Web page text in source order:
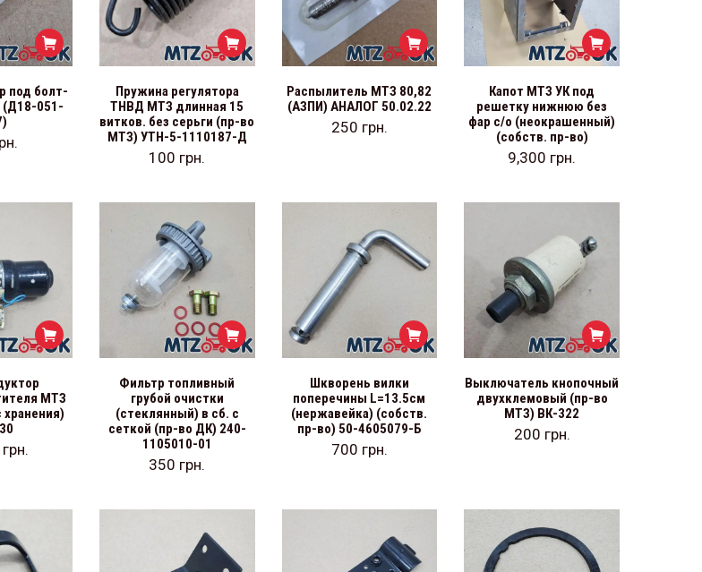
под болт-
051-
Пружина регулятора
ТНВД МТЗ длинная 15
витков. без серьги (пр-во
МТЗ) УТН-5-1110187-Д
100 грн.
Распылитель МТЗ 80,82
(АЗПИ) АНАЛОГ 50.02.22
250 грн.
Капот МТЗ УК под
решетку нижнюю без
фар с/о (неокрашенный)
(собств. пр-во)
9,300 грн.
МТЗ
грн.
Фильтр топливный
грубой очистки
(стеклянный) в сб. с
сеткой (пр-во ДК) 240-
1105010-01
350 грн.
Шкворень вилки
поперечины L=13.5см
(нержавейка) (собств.
пр-во) 50-4605079-Б
700 грн.
Выключатель кнопочный
двухклемовый (пр-во
МТЗ) ВК-322
200 грн.